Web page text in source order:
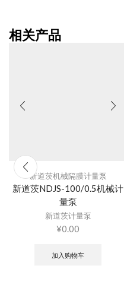
相关产品
新道茨机械隔膜计量泵
新道茨NDJS-100/0.5机械计
量泵
新道茨计量泵
¥0.00
加入购物车